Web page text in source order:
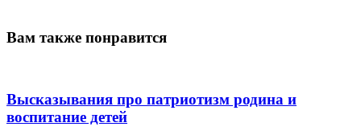
Вам также понравится
Высказывания про патриотизм родина и
воспитание детей